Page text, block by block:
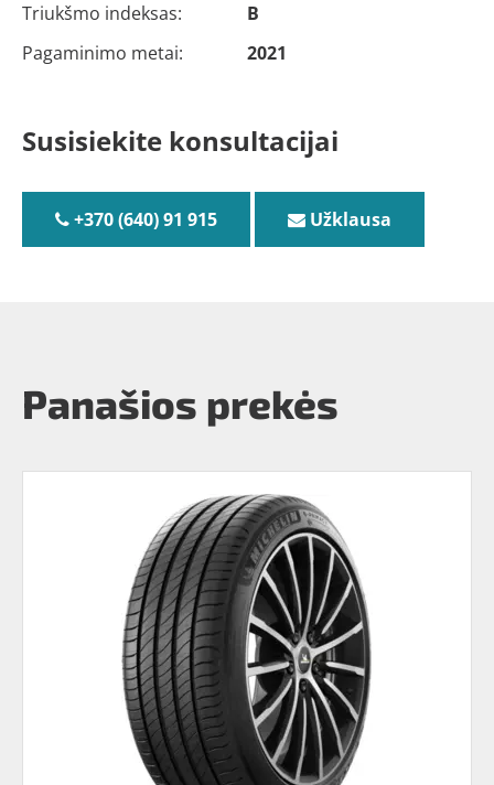
Triukšmo indeksas:
B
Pagaminimo metai:
2021
Susisiekite konsultacijai
+370 (640) 91 915 Užklausa
Panašios prekės